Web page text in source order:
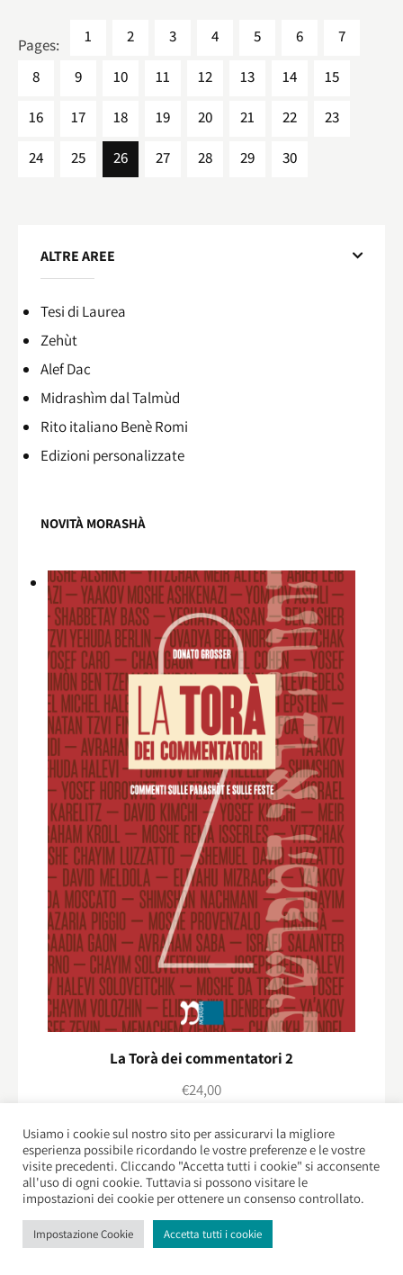
Pages: 1 2 3 4 5 6 7
8 9 10 11 12 13 14 15
16 17 18 19 20 21 22 23
24 25 26 27 28 29 30
ALTRE AREE
Tesi di Laurea
Zehùt
Alef Dac
Midrashìm dal Talmùd
Rito italiano Benè Romi​
Edizioni personalizzate
NOVITÀ MORASHÀ
La Torà dei commentatori 2
€24,00
Usiamo i cookie sul nostro sito per assicurarvi la migliore
esperienza possibile ricordando le vostre preferenze e le vostre
visite precedenti. Cliccando "Accetta tutti i cookie" si acconsente
all'uso di ogni cookie. Tuttavia si possono visitare le
impostazioni dei cookie per ottenere un consenso controllato.
Impostazione Cookie Accetta tutti i cookie